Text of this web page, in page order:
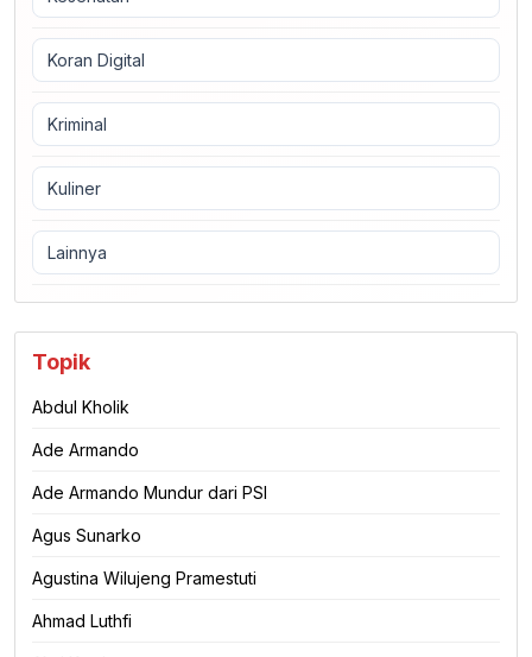
Koran Digital
Kriminal
Kuliner
Lainnya
Topik
Abdul Kholik
Ade Armando
Ade Armando Mundur dari PSI
Agus Sunarko
Agustina Wilujeng Pramestuti
Ahmad Luthfi